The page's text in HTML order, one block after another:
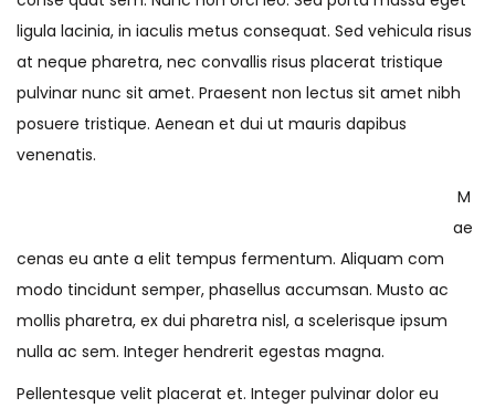
ligula lacinia, in iaculis metus consequat. Sed vehicula risus
at neque pharetra, nec convallis risus placerat tristique
pulvinar nunc sit amet. Praesent non lectus sit amet nibh
posuere tristique. Aenean et dui ut mauris dapibus
venenatis.
M
ae
cenas eu ante a elit tempus fermentum. Aliquam com
modo tincidunt semper, phasellus accumsan. Musto ac
mollis pharetra, ex dui pharetra nisl, a scelerisque ipsum
nulla ac sem. Integer hendrerit egestas magna.
Pellentesque velit placerat et. Integer pulvinar dolor eu